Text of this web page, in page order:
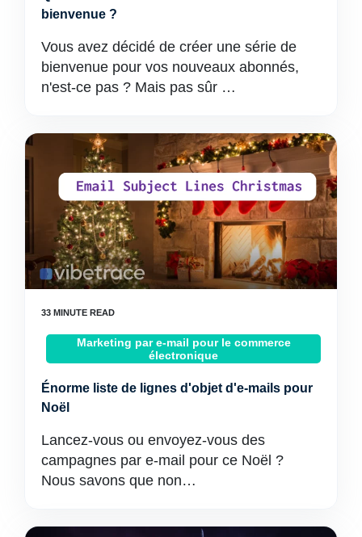
bienvenue ?
Vous avez décidé de créer une série de
bienvenue pour vos nouveaux abonnés,
n'est-ce pas ? Mais pas sûr …
Marketing par e-mail pour le commerce
électronique
Énorme liste de lignes d'objet d'e-mails pour
Noël
Lancez-vous ou envoyez-vous des
campagnes par e-mail pour ce Noël ?
Nous savons que non…